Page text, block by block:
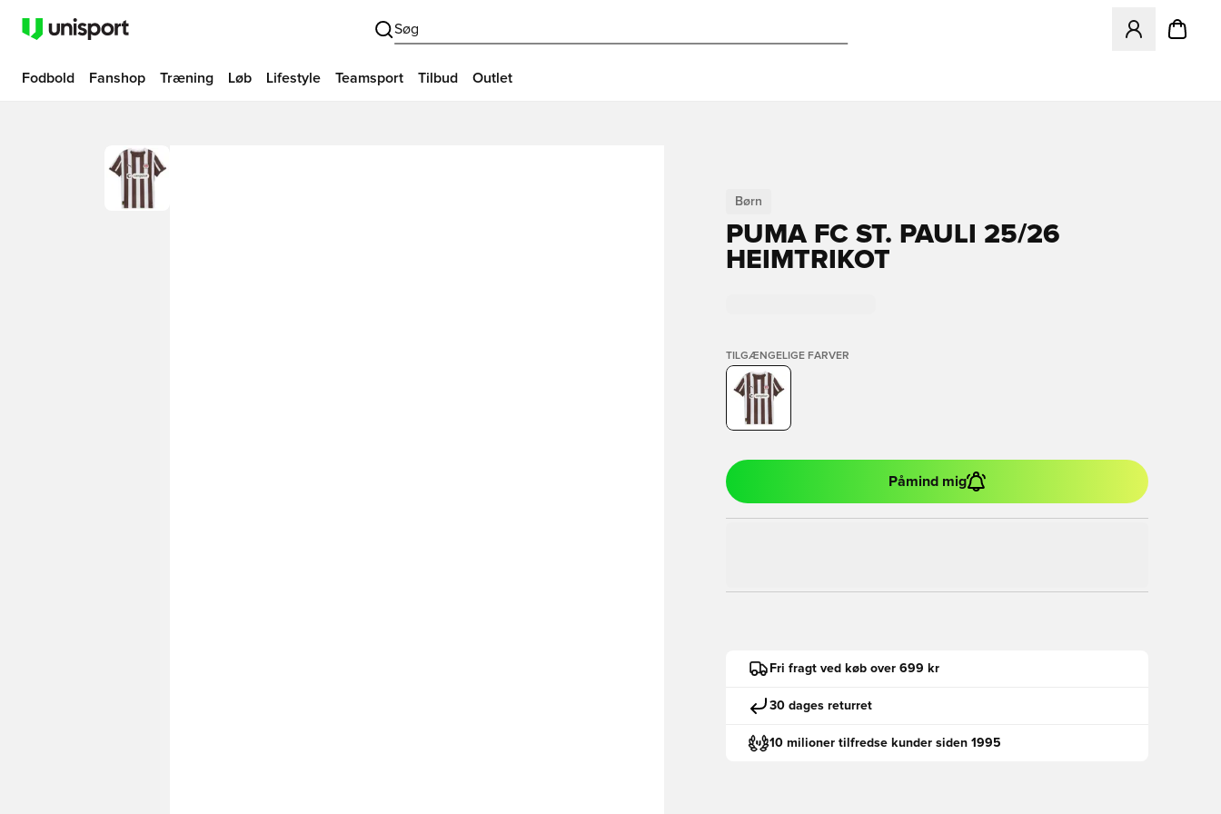
Søg
Åbner en
Fodbold Fanshop Træning Løb Lifestyle Teamsport Tilbud Outlet
Børn
PUMA FC ST. PAULI 25/26
HEIMTRIKOT
TILGÆNGELIGE FARVER
Påmind mig
Fri fragt ved køb over 699 kr
30 dages returret
10 milioner tilfredse kunder siden 1995